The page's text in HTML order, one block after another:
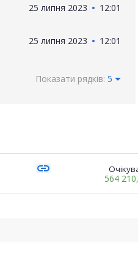
25 липня 2023 12:01
25 липня 2023 12:01
Показати рядків: 5
link
564